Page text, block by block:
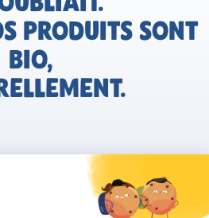
PRODUITS SONT
BIO,
FR
Bjorg pour les pros